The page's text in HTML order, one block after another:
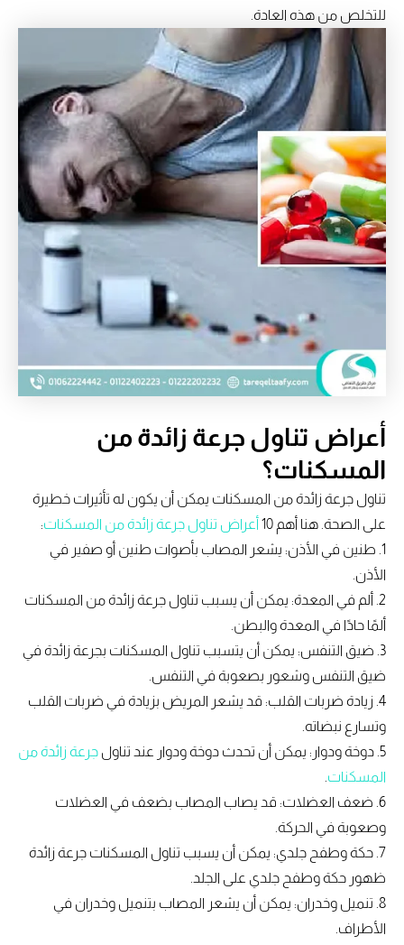
للتخلص من هذه العادة.
أعراض تناول جرعة زائدة من
المسكنات؟
تناول جرعة زائدة من المسكنات يمكن أن يكون له تأثيرات خطيرة
على الصحة. هنا أهم 10
أعراض تناول جرعة زائدة من المسكنات:
1. طنين في الأذن: يشعر المصاب بأصوات طنين أو صفير في
الأذن.
2. ألم في المعدة: يمكن أن يسبب تناول جرعة زائدة من المسكنات
ألمًا حادًا في المعدة والبطن.
3. ضيق التنفس: يمكن أن يتسبب تناول المسكنات بجرعة زائدة في
ضيق التنفس وشعور بصعوبة في التنفس.
4. زيادة ضربات القلب: قد يشعر المريض بزيادة في ضربات القلب
وتسارع نبضاته.
جرعة زائدة من
المسكنات.
6. ضعف العضلات: قد يصاب المصاب بضعف في العضلات
وصعوبة في الحركة.
7. حكة وطفح جلدي: يمكن أن يسبب تناول المسكنات جرعة زائدة
ظهور حكة وطفح جلدي على الجلد.
8. تنميل وخدران: يمكن أن يشعر المصاب بتنميل وخدران في
الأطراف.